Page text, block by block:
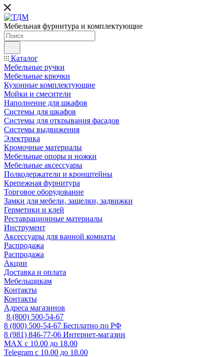
Мебельная фурнитура и комплектующие
Каталог
Мебельные ручки
Мебельные крючки
Кухонные комплектующие
Мойки и смесители
Наполнение для шкафов
Cистемы для шкафов
Системы для открывания фасадов
Системы выдвижения
Электрика
Кромочные материалы
Мебельные опоры и ножки
Мебельные аксессуары
Полкодержатели и кронштейны
Крепежная фурнитура
Торговое оборудование
Замки для мебели, защелки, задвижки
Герметики и клей
Реставрационные материалы
Инструмент
Аксессуары для ванной комнаты
Распродажа
Распродажа
Акции
Доставка и оплата
Мебельщикам
Контакты
Контакты
Адреса магазинов
8 (800) 500-54-67
8 (800) 500-54-67 Бесплатно по РФ
8 (981) 846-77-06 Интернет-магазин
MAX с 10.00 до 18.00
Telegram с 10.00 до 18.00